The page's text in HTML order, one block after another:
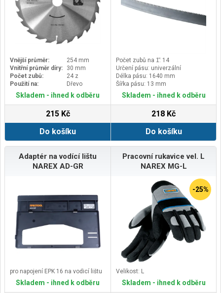
Vnější průměr:
254 mm
Vnitřní průměr díry:
30 mm
Počet zubů:
24 z
Použití na:
Dřevo
Skladem - ihned k odběru
215 Kč
Do košíku
Počet zubů na 1̋: 14
Určení pásu: univerzální
Délka pásu: 1640 mm
Šířka pásu: 13 mm
Skladem - ihned k odběru
218 Kč
Do košíku
Adaptér na vodící lištu
NAREX AD-GR
pro napojení EPK 16 na vodicí lištu
Skladem - ihned k odběru
Pracovní rukavice vel. L
NAREX MG-L
-25%
Velikost: L
Skladem - ihned k odběru